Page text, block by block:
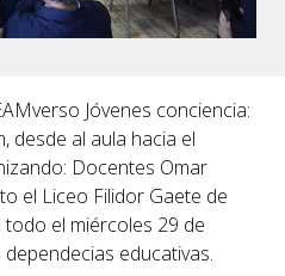
Jóvenes conciencia:
desde al aula hacia el
Docentes Omar
el Liceo Filidor Gaete de
el miércoles 29 de
educativas.